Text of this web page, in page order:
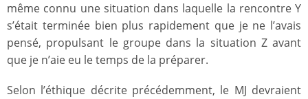
même connu une situation dans laquelle la rencontre Y
s’était terminée bien plus rapidement que je ne l’avais
pensé, propulsant le groupe dans la situation Z avant
que je n’aie eu le temps de la préparer.
Selon l’éthique décrite précédemment, le MJ devraient